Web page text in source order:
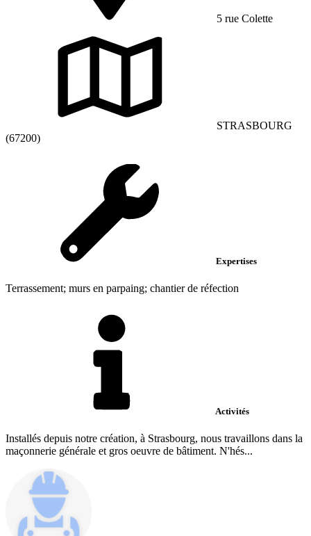
5 rue Colette
STRASBOURG
(67200)
Expertises
Terrassement; murs en parpaing; chantier de réfection
Activités
Installés depuis notre création, à Strasbourg, nous travaillons dans la
maçonnerie générale et gros oeuvre de bâtiment. N'hés...